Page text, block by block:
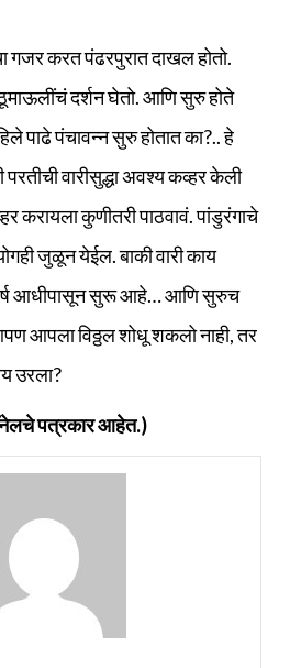
गजर करत पंढरपुरात दाखल होतो.
दर्शन घेतो. आणि सुरु होते
पाढे पंचावन्न सुरु होतात का?.. हे
परतीची वारीसुद्धा अवश्य कव्हर केली
करायला कुणीतरी पाठवावं. पांडुरंगाचे
जुळून येईल. बाकी वारी काय
आधीपासून सुरू आहे… आणि सुरुच
आपला विठ्ठल शोधू शकलो नाही, तर
उरला?
पत्रकार आहेत.)